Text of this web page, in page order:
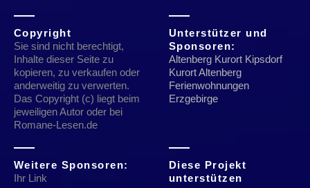
Copyright
Sie sind nicht berechtigt,
Inhalte dieser Seite zu
kopieren, zu verkaufen oder
anderweitig zu verwerten.
Das Copyright (c) liegt beim
jeweiligen Autor oder bei
Romane-Lesen.de
Unterstützer und
Sponsoren:
Altenberg Kurort Kipsdorf
Kurort Altenberg
Ferienwohnungen
Erzgebirge
Weitere Sponsoren:
Ihr Link
Diese Projekt
unterstützen